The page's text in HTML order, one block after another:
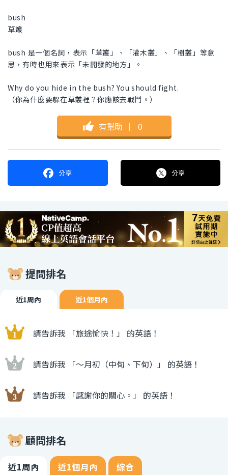
bush
草叢
bush 是一個名詞，表示「草叢」、「灌木叢」、「樹叢」等意
思，有時也用來表示「未開發的地方」。
Why do you hide in the bush? You should fight.
（你為什麼要躲在草叢裡？你應該去戰鬥。）
有幫助 ｜ 0
分享 分享
提問排名
近1周內 近1個月內
請告訴我 「旅途愉快！」 的英語！
請告訴我 「〜月初（中旬、下旬）」 的英語！
請告訴我 「感謝你的關心。」 的英語！
顧問排名
近1周內 近1個月內 綜合